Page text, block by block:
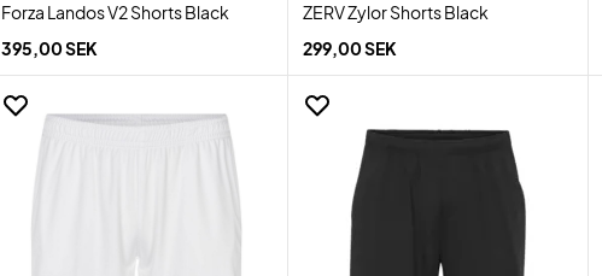
Forza Landos V2 Shorts Black
395,00 SEK
ZERV Zylor Shorts Black
299,00 SEK